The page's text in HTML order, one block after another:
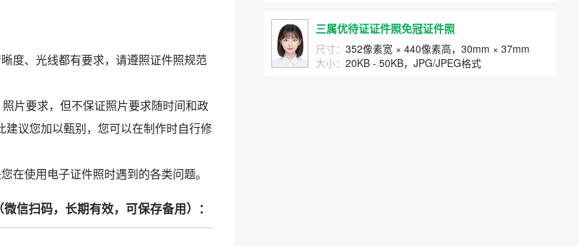
度、光线都有要求，请遵照证件照规范
片要求，但不保证照片要求随时间和政
议您加以甄别，您可以在制作时自行修
在使用电子证件照时遇到的各类问题。
信扫码，长期有效，可保存备用）：
三属优待证证件照免冠证件照
尺寸： 352像素宽 × 440像素高，30mm × 37mm
大小： 20KB - 50KB，JPG/JPEG格式